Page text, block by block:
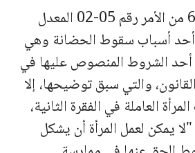
كما تناولت المادة 67 من الأمر رقم 05-02 المعدل
أحد أسباب سقوط الحضانة وهي
أحد الشروط المنصوص عليها في
نفس القانون، والتي سبق توضيحها، إلا
العاملة في الفقرة الثانية،
يمكن لعمل المرأة أن يشكل